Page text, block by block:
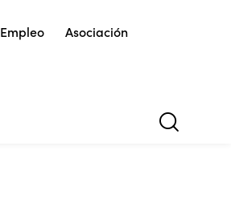
Empleo Asociación